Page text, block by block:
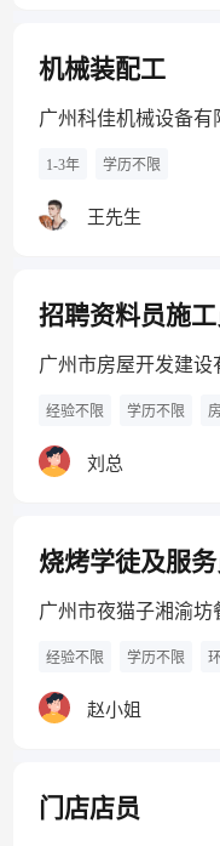
机械装配工
广州科佳机械设备有
1-3年 学历不限
王先生
招聘资料员施工
广州市房屋开发建设
经验不限 学历不限
刘总
烧烤学徒及服务
广州市夜猫子湘渝坊
经验不限 学历不限
赵小姐
门店店员